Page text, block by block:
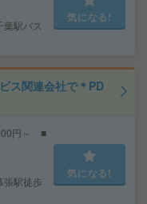
駅バス
気になる!
ス関連会社で＊PD
円～ ■
駅徒歩
気になる!